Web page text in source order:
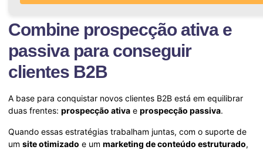
Combine prospecção ativa e
passiva para conseguir
clientes B2B
A base para conquistar novos clientes B2B está em equilibrar
duas frentes: prospecção ativa e prospecção passiva.
Quando essas estratégias trabalham juntas, com o suporte de
um site otimizado e um marketing de conteúdo estruturado,